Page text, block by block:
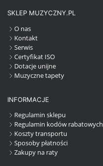
SKLEP MUZYCZNY.PL
O nas
Kontakt
Serwis
Certyfikat ISO
Dotacje unijne
Muzyczne tapety
INFORMACJE
Regulamin sklepu
Regulamin kodów rabatowych
Koszty transportu
Sposoby płatności
Zakupy na raty